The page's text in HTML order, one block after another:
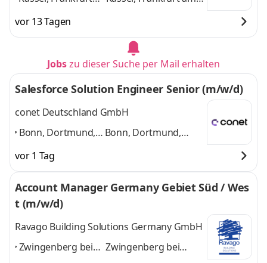
Karlsruhe, Koblenz,
Berlin, Duisburg,
Hannover, Velburg,
Duisburg, Weida,
Münster, Hannover,
Velburg und 8 weitere
vor 13 Tagen
Jobszu dieser Suche per Mail erhalten
Salesforce Solution Engineer Senior (m/w/d)
conet Deutschland GmbH
Bonn, Dortmund,
Garching bei
München,
Karlsruhe, Köln,
Hamburg,
Bonn, Dortmund,
Karlsruhe, Köln,
Hamburgund 4
vor 1 Tag
Account Manager Germany Gebiet Süd / Wes
t (m/w/d)
Ravago Building Solutions Germany GmbH
Zwingenberg bei
Zwingenberg bei